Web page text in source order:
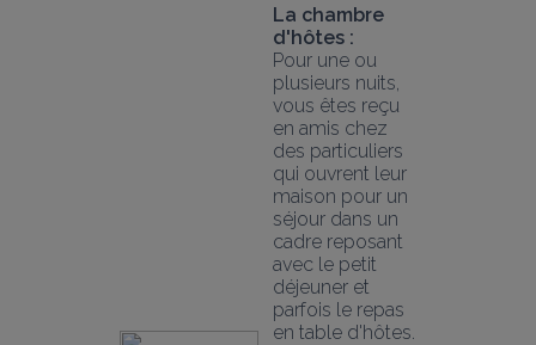
La chambre
d'hôtes :
Pour une ou
plusieurs nuits,
vous êtes reçu
en amis chez
des particuliers
qui ouvrent leur
maison pour un
séjour dans un
cadre reposant
avec le petit
déjeuner et
parfois le repas
en table d'hôtes.